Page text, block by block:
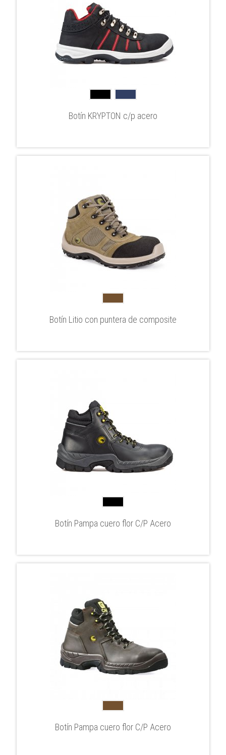
Botín KRYPTON c/p acero
Botín Litio con puntera de composite
Botín Pampa cuero flor C/P Acero
Botín Pampa cuero flor C/P Acero